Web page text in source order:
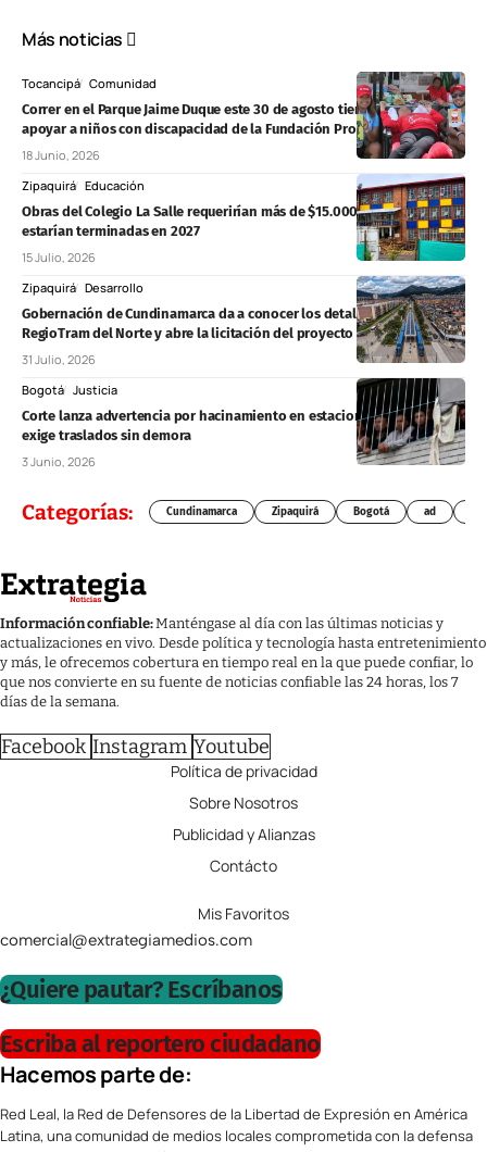
Más noticias
Tocancipá Comunidad
Correr en el Parque Jaime Duque este 30 de agosto tiene un propósito:
apoyar a niños con discapacidad de la Fundación Proyecto Unión
18 Junio, 2026
Zipaquirá Educación
Obras del Colegio La Salle requerirían más de $15.000 millones y no
estarían terminadas en 2027
15 Julio, 2026
Zipaquirá Desarrollo
Gobernación de Cundinamarca da a conocer los detalles del
RegioTram del Norte y abre la licitación del proyecto
31 Julio, 2026
Bogotá Justicia
Corte lanza advertencia por hacinamiento en estaciones de Policía y
exige traslados sin demora
3 Junio, 2026
Categorías: Cundinamarca Zipaquirá Bogotá ad
Información confiable:Manténgase al día con las últimas noticias y
actualizaciones en vivo. Desde política y tecnología hasta entretenimiento
y más, le ofrecemos cobertura en tiempo real en la que puede confiar, lo
que nos convierte en su fuente de noticias confiable las 24 horas, los 7
días de la semana.
Facebook Instagram Youtube
Política de privacidad
Sobre Nosotros
Publicidad y Alianzas
Contácto
Mis Favoritos
comercial@extrategiamedios.com
¿Quiere pautar? Escríbanos
Escriba al reportero ciudadano
Hacemos parte de:
Red Leal, la Red de Defensores de la Libertad de Expresión en América
Latina, una comunidad de medios locales comprometida con la defensa